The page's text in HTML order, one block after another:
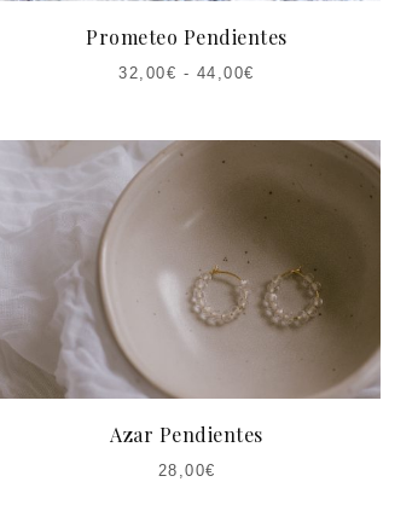
Prometeo Pendientes
32,00€ - 44,00€
Azar Pendientes
28,00€